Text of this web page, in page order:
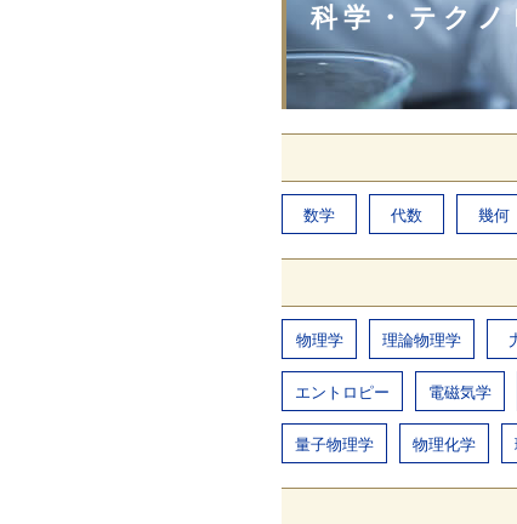
科学・テク
数学 代数 幾何
物理学 理論物理学
エントロピー 電磁気学
量子物理学 物理化学